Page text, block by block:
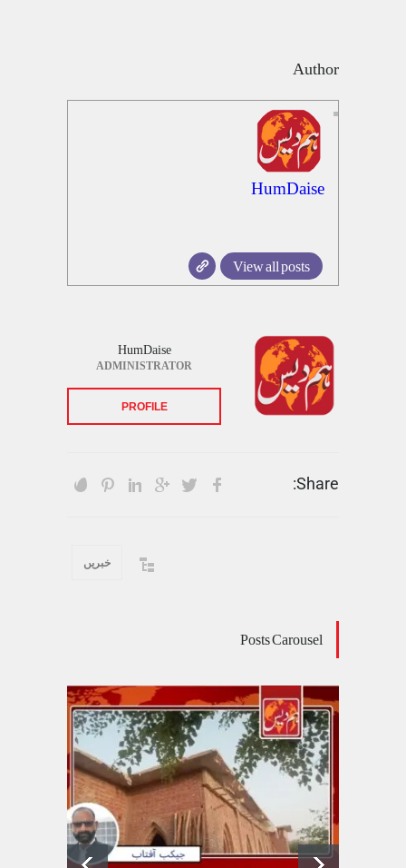
Author
HumDaise
View all posts
HumDaise
ADMINISTRATOR
PROFILE
Share:
خبریں
Posts Carousel